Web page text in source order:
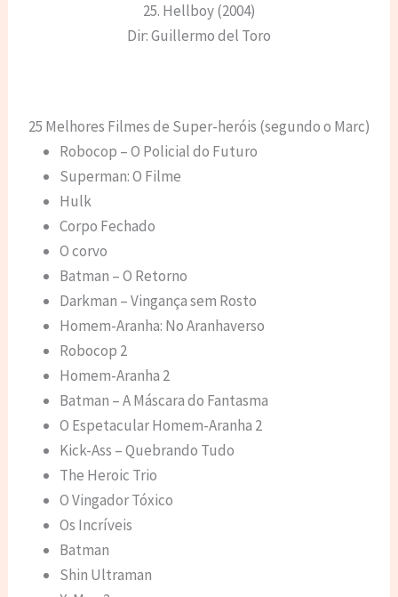
25. Hellboy (2004)
Dir: Guillermo del Toro
25 Melhores Filmes de Super-heróis (segundo o Marc)
Robocop – O Policial do Futuro
Superman: O Filme
Hulk
Corpo Fechado
O corvo
Batman – O Retorno
Darkman – Vingança sem Rosto
Homem-Aranha: No Aranhaverso
Robocop 2
Homem-Aranha 2
Batman – A Máscara do Fantasma
O Espetacular Homem-Aranha 2
Kick-Ass – Quebrando Tudo
The Heroic Trio
O Vingador Tóxico
Os Incríveis
Batman
Shin Ultraman